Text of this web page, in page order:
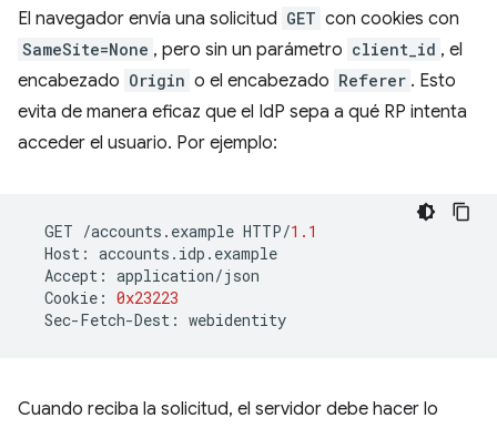
El navegador envía una solicitud GET con cookies con
SameSite=None , pero sin un parámetro client_id , el
encabezado Origin o el encabezado Referer . Esto
evita de manera eficaz que el IdP sepa a qué RP intenta
acceder el usuario. Por ejemplo:
GET /accounts . example HTTP/1.1
Host : accounts . idp . example
Accept : application/json
Cookie : 0x23223
Sec-Fetch-Dest : webidentity
Cuando reciba la solicitud, el servidor debe hacer lo